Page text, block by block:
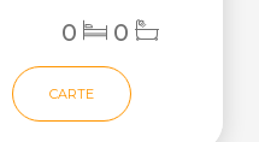
0 0
CARTE